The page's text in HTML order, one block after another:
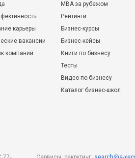
карьеры
вакансии
компаний
MBA за рубежом
Рейтинги
Бизнес-курсы
Бизнес-кейсы
Книги по бизнесу
Тесты
Видео по бизнесу
Каталог бизнес-школ